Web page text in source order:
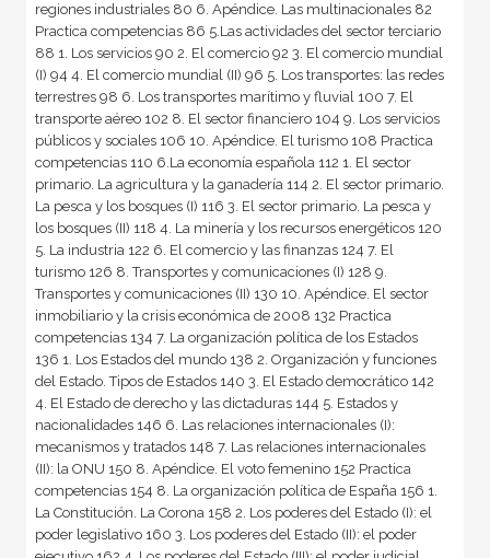
regiones industriales 80 6. Apéndice. Las multinacionales 82
Practica competencias 86 5.Las actividades del sector terciario
88 1. Los servicios 90 2. El comercio 92 3. El comercio mundial
(I) 94 4. El comercio mundial (II) 96 5. Los transportes: las redes
terrestres 98 6. Los transportes marítimo y fluvial 100 7. El
transporte aéreo 102 8. El sector financiero 104 9. Los servicios
públicos y sociales 106 10. Apéndice. El turismo 108 Practica
competencias 110 6.La economía española 112 1. El sector
primario. La agricultura y la ganadería 114 2. El sector primario.
La pesca y los bosques (I) 116 3. El sector primario. La pesca y
los bosques (II) 118 4. La minería y los recursos energéticos 120
5. La industria 122 6. El comercio y las finanzas 124 7. El
turismo 126 8. Transportes y comunicaciones (I) 128 9.
Transportes y comunicaciones (II) 130 10. Apéndice. El sector
inmobiliario y la crisis económica de 2008 132 Practica
competencias 134 7. La organización política de los Estados
136 1. Los Estados del mundo 138 2. Organización y funciones
del Estado. Tipos de Estados 140 3. El Estado democrático 142
4. El Estado de derecho y las dictaduras 144 5. Estados y
nacionalidades 146 6. Las relaciones internacionales (I):
mecanismos y tratados 148 7. Las relaciones internacionales
(II): la ONU 150 8. Apéndice. El voto femenino 152 Practica
competencias 154 8. La organización política de España 156 1.
La Constitución. La Corona 158 2. Los poderes del Estado (I): el
poder legislativo 160 3. Los poderes del Estado (II): el poder